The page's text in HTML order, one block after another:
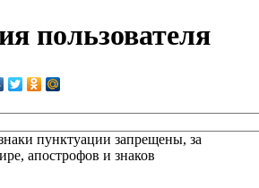
пользователя
пунктуации запрещены, за
апострофов и знаков